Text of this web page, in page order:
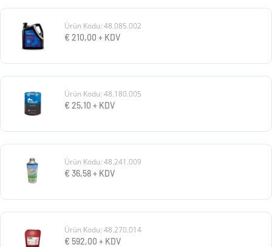
Ürün Kodu: 48.085.002
€ 210,00 + KDV
Ürün Kodu: 48.180.005
€ 25,10 + KDV
Ürün Kodu: 48.241.009
€ 36,58+ KDV
Ürün Kodu: 48.270.014
€ 592,00 + KDV